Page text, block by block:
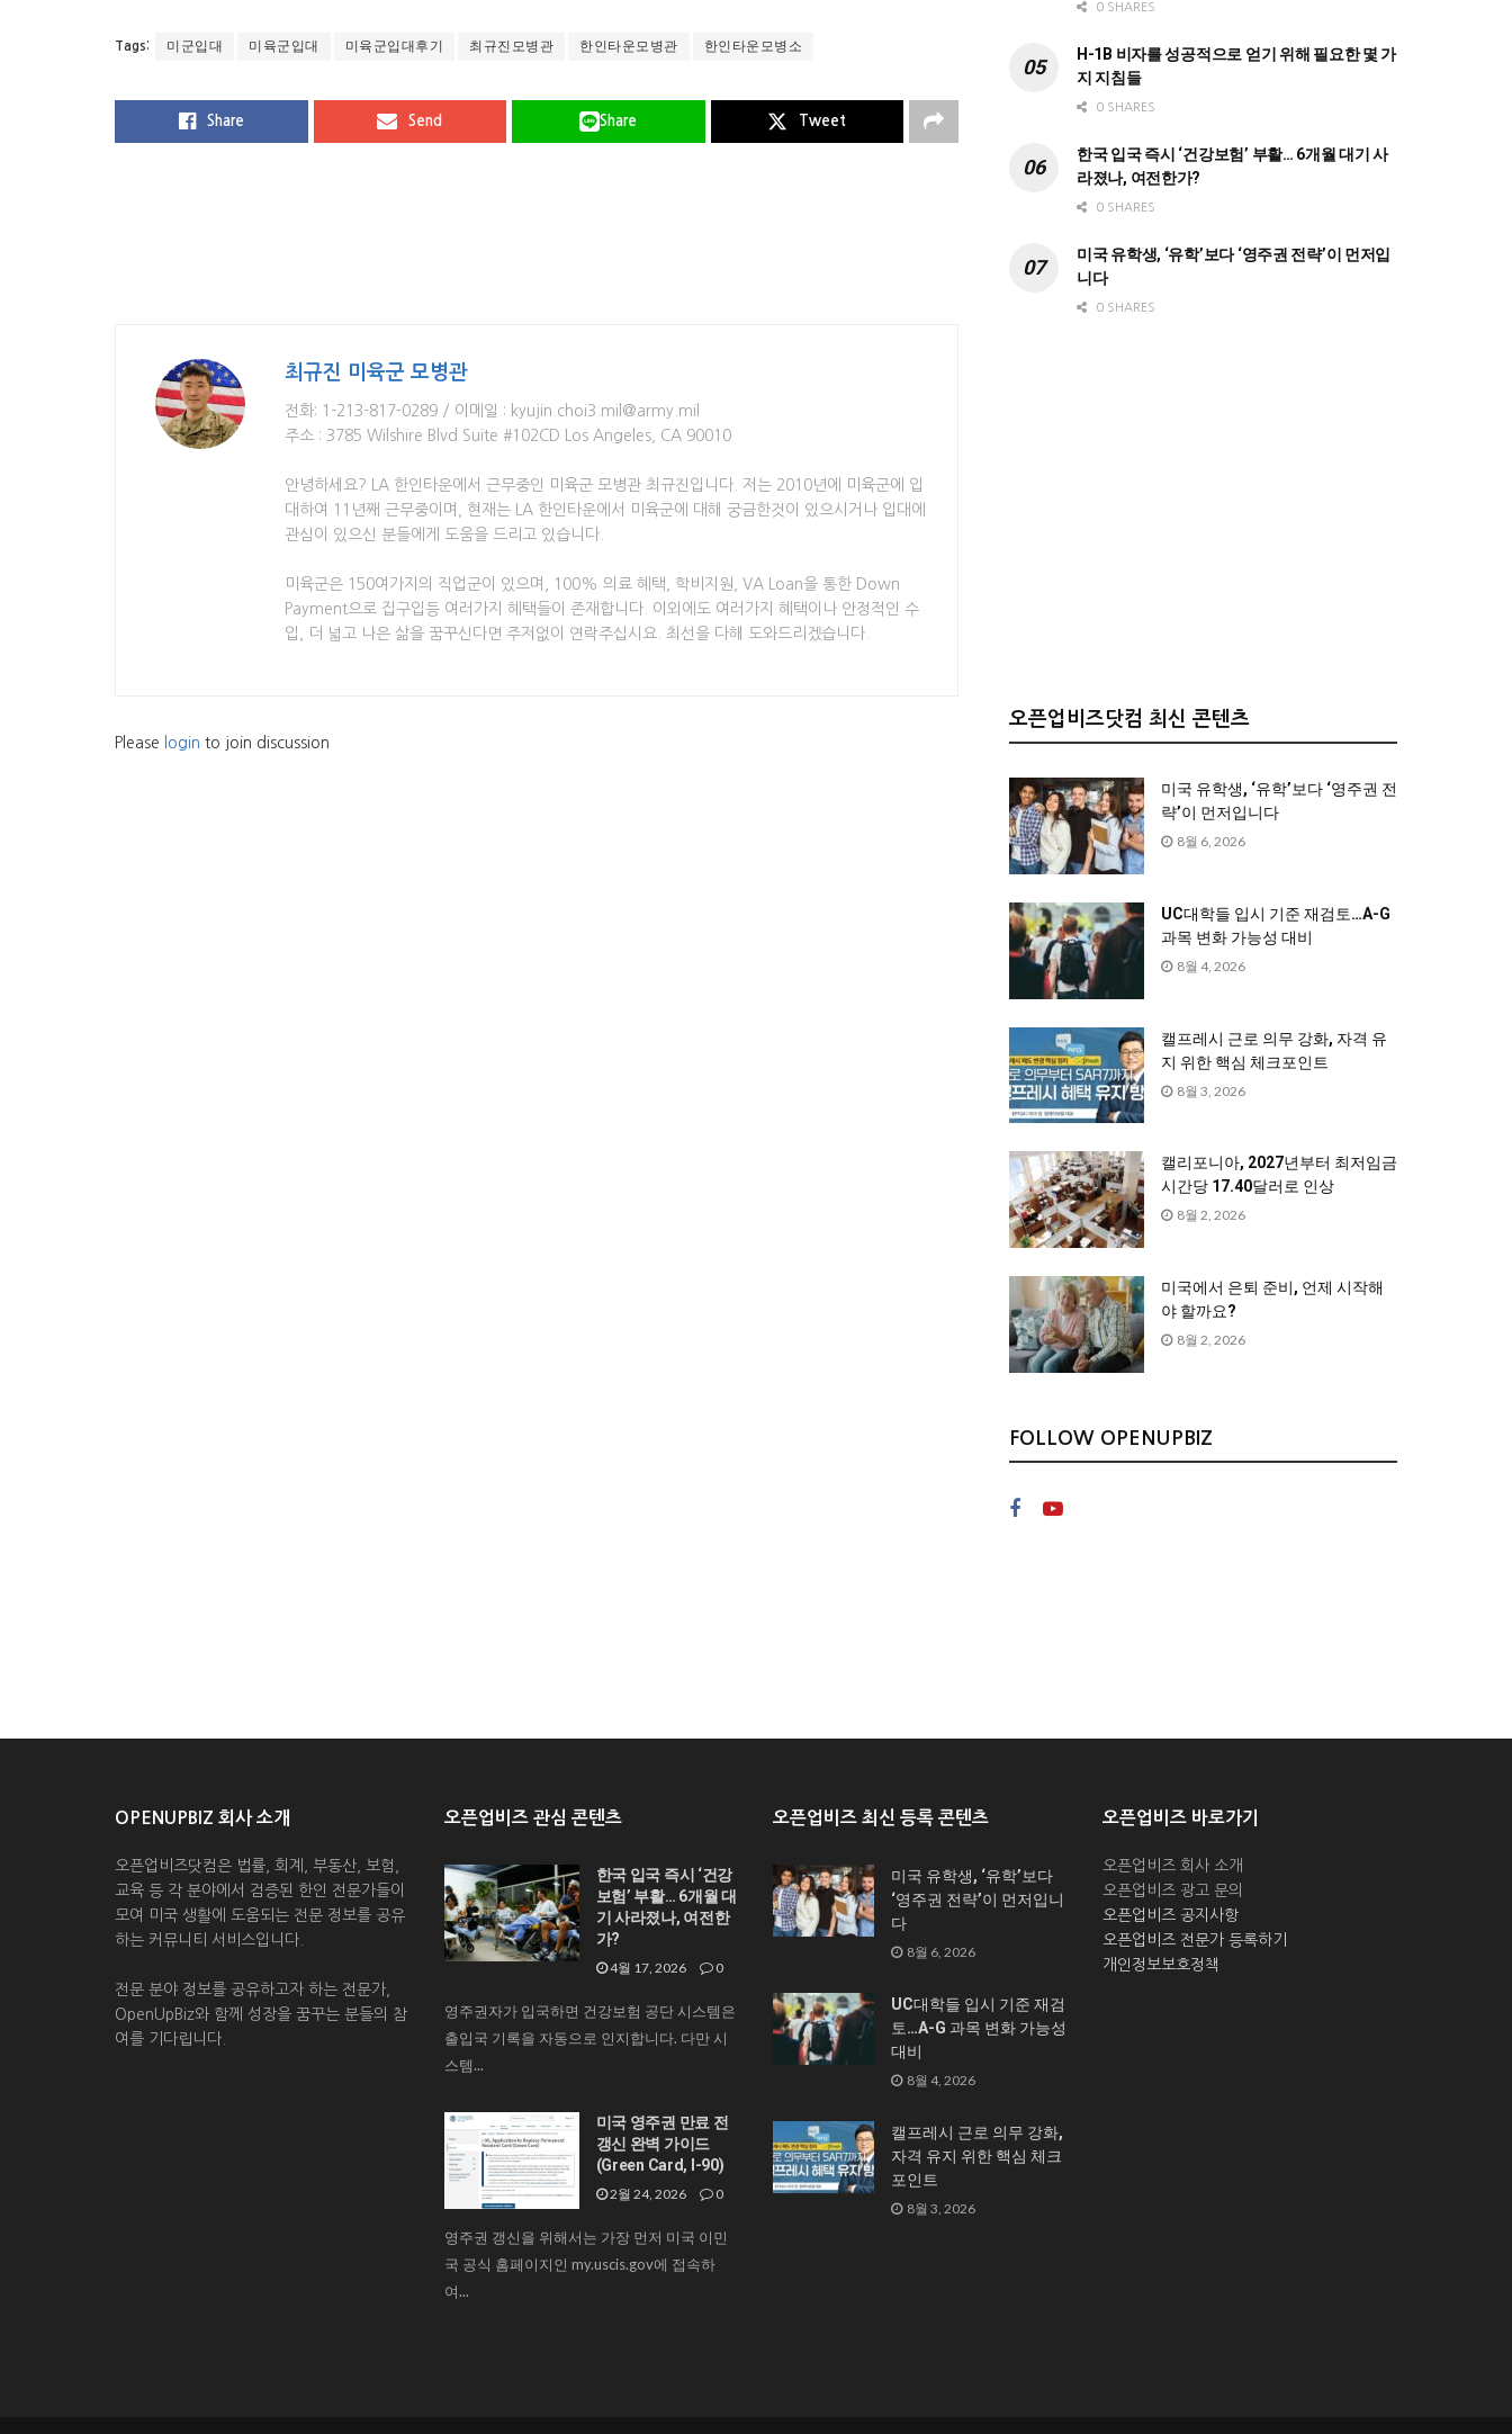
Tags: 미군입대 미육군입대 미육군입대후기 최규진모병관 한인타운모병관 한인타운모병소
Share Send Share Tweet
최규진 미육군 모병관
전화: 1-213-817-0289 / 이메일 : kyujin.choi3.mil@army.mil
주소 : 3785 Wilshire Blvd Suite #102CD Los Angeles, CA 90010
안녕하세요? LA 한인타운에서 근무중인 미육군 모병관 최규진입니다. 저는 2010년에 미육군에 입
대하여 11년째 근무중이며, 현재는 LA 한인타운에서 미육군에 대해 궁금한것이 있으시거나 입대에
관심이 있으신 분들에게 도움을 드리고 있습니다.
미육군은 150여가지의 직업군이 있으며, 100% 의료 혜택, 학비지원, VA Loan을 통한 Down
Payment으로 집구입등 여러가지 혜택들이 존재합니다. 이외에도 여러가지 혜택이나 안정적인 수
입, 더 넓고 나은 삶을 꿈꾸신다면 주저없이 연락주십시요. 최선을 다해 도와드리겠습니다.
Please login to join discussion
0 SHARES
H-1B 비자를 성공적으로 얻기 위해 필요한 몇 가
지 지침들
0 SHARES
한국 입국 즉시 ‘건강보험’ 부활… 6개월 대기 사
라졌나, 여전한가?
0 SHARES
미국 유학생, ‘유학’보다 ‘영주권 전략’이 먼저입
니다
0 SHARES
오픈업비즈닷컴 최신 콘텐츠
미국 유학생, ‘유학’보다 ‘영주권 전
략’이 먼저입니다
8월 6, 2026
UC대학들 입시 기준 재검토…A-G
과목 변화 가능성 대비
8월 4, 2026
캘프레시 근로 의무 강화, 자격 유
지 위한 핵심 체크포인트
8월 3, 2026
캘리포니아, 2027년부터 최저임금
시간당 17.40달러로 인상
8월 2, 2026
미국에서 은퇴 준비, 언제 시작해
야 할까요?
8월 2, 2026
FOLLOW OPENUPBIZ
OPENUPBIZ 회사 소개
오픈업비즈닷컴은 법률, 회계, 부동산, 보험,
교육 등 각 분야에서 검증된 한인 전문가들이
모여 미국 생활에 도움되는 전문 정보를 공유
하는 커뮤니티 서비스입니다.
전문 분야 정보를 공유하고자 하는 전문가,
OpenUpBiz와 함께 성장을 꿈꾸는 분들의 참
여를 기다립니다.
오픈업비즈 관심 콘텐츠
한국 입국 즉시 ‘건강
보험’ 부활… 6개월 대
기 사라졌나, 여전한
가?
4월 17, 2026 0
영주권자가 입국하면 건강보험 공단 시스템은
출입국 기록을 자동으로 인지합니다. 다만 시
스템...
미국 영주권 만료 전
갱신 완벽 가이드
(Green Card, I-90)
2월 24, 2026 0
영주권 갱신을 위해서는 가장 먼저 미국 이민
국 공식 홈페이지인 my.uscis.gov에 접속하
여...
오픈업비즈 최신 등록 콘텐츠
미국 유학생, ‘유학’보다
‘영주권 전략’이 먼저입니
다
8월 6, 2026
UC대학들 입시 기준 재검
토…A-G 과목 변화 가능성
대비
8월 4, 2026
캘프레시 근로 의무 강화,
자격 유지 위한 핵심 체크
포인트
8월 3, 2026
오픈업비즈 바로가기
오픈업비즈 회사 소개
오픈업비즈 광고 문의
오픈업비즈 공지사항
오픈업비즈 전문가 등록하기
개인정보보호정책